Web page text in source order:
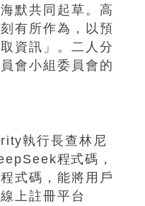
默共同起草。高
有所作為，以預
資訊」。二人分
會小組委員會的
執行長查林尼
程式碼，
式碼，能將用戶
上註冊平台